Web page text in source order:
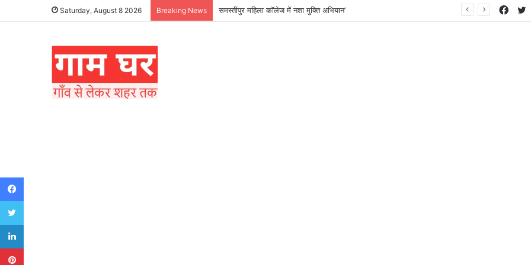
Saturday, August 8 2026 Breaking News समस्तीपुर महिला कॉलेज में नशा मुक्ति अभियान’
Facebook
Twitter
LinkedIn
Pinterest